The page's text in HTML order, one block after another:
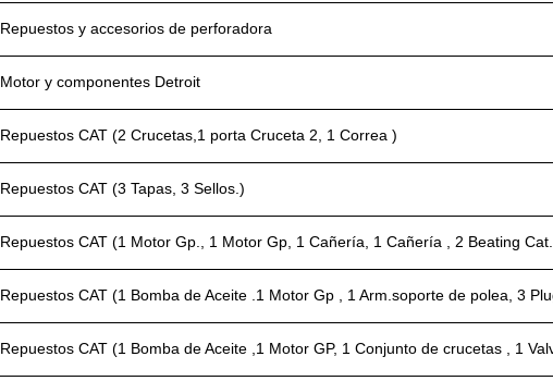
Repuestos y accesorios de perforadora
Motor y componentes Detroit
Repuestos CAT (2 Crucetas,1 porta Cruceta 2, 1 Correa )
Repuestos CAT (3 Tapas, 3 Sellos.)
Repuestos CAT (1 Motor Gp., 1 Motor Gp, 1 Cañería, 1 Cañería , 2 Beating
Repuestos CAT (1 Bomba de Aceite .1 Motor Gp , 1 Arm.soporte de polea, 3
Repuestos CAT (1 Bomba de Aceite ,1 Motor GP, 1 Conjunto de crucetas , 1